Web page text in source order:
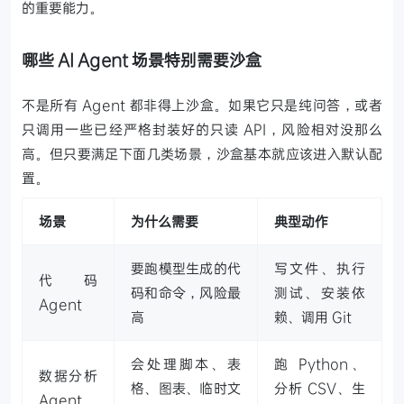
的重要能力。
哪些 AI Agent 场景特别需要沙盒
不是所有 Agent 都非得上沙盒。如果它只是纯问答，或者
只调用一些已经严格封装好的只读 API，风险相对没那么
高。但只要满足下面几类场景，沙盒基本就应该进入默认配
置。
场景 为什么需要 典型动作
代码
Agent
要跑模型生成的代
码和命令，风险最
高
写文件、执行
测试、安装依
赖、调用 Git
数据分析
Agent
会处理脚本、表
格、图表、临时文
跑 Python、
分析 CSV、生